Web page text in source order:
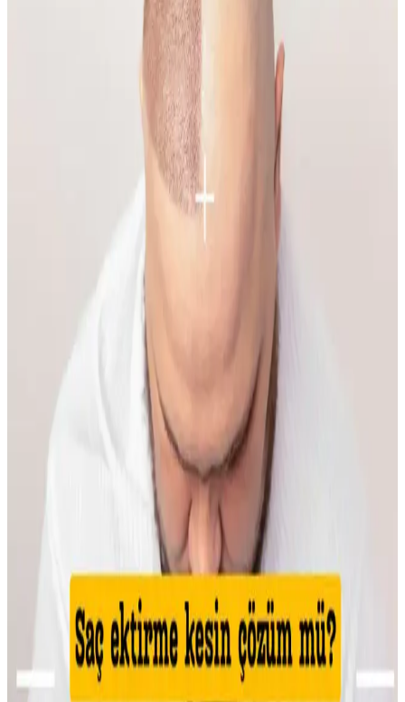
Gelin makyajında doğal görünüm ile profesyonel fotoğraflarda
belirginlik dengelenmeli. Kaş, göz, allık, highlighter ve dudak
uygulamalarında doğru renk ve teknikler kullanılmalı, makyaj
Yüzde Belirli Bölgedeki Sivilce ve
Hiperpigmentasyonun Nedenleri ve Etkili Çözümleri
Yüzde belirli bir alandaki sivilce ve hiperpigmentasyonun nedenleri
temas dermatiti, bakteriyel enfeksiyon ve çevresel faktörler olabilir.
Doğru bakım ve dermatolojik destekle sorun yönetilebilir.
Makyaja Yeniden Başlamak İçin Temel Ürünler ve
Makyaja dönüşte cilt hazırlığı, doğru ürün seçimi ve göz yapısına
renk ve uyumu sağlar, günlük hayata kolaylıkla adapte olur.
İlkbahar ve Yaz Düğünleri İçin Doğal ve Şık
Makyaj Teknikleri ve Ürün Önerileri
İlkbahar ve yaz düğünlerinde doğal ve uyumlu makyaj için cilt tonu
uyumu, doğru ürün seçimi ve özel günlere uygun teknikler
önemlidir. Nemlendirme ve kirpik bakımı görünümü tamamlar.
Kaş Bölgesindeki Sivilceyi Gizlemek ve İyileştirmek
İçin Etkili Yöntemler
Kaş bölgesinde oluşan sivilcelerde buz uygulaması, antibakteriyel
kremler ve hidrojel bant kullanımı ile şişlik azaltılır. Yeşil renk
düzeltici ve kapatıcı ile makyajla görünüm minimize edilir, cilt
sağlığı korunur.
Makyajda Kötü Günlerin Nedenleri, Çözümleri ve
Psikolojik Etkileri Üzerine Analiz
Makyajda kötü günlerin teknik nedenleri, cilt koşullarının etkisi ve
uygulama hataları detaylıca inceleniyor. Ayrıca, psikolojik etkiler ve
sosyal algı üzerine önemli bilgiler sunuluyor.